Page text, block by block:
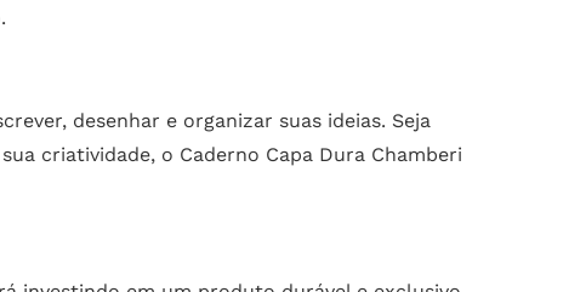
desenhar e organizar suas ideias. Seja
criatividade, o Caderno Capa Dura Chamberi